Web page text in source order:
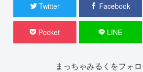
Twitter Facebook
Pocket LINE
まっちゃみるくをフォ